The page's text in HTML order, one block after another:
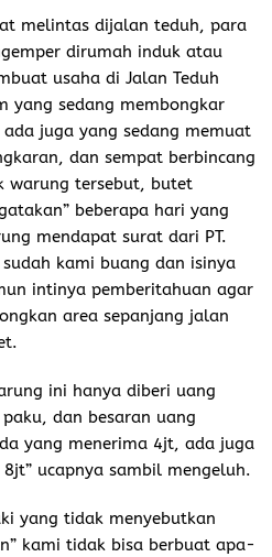
melintas dijalan teduh, para
dirumah induk atau
usaha di Jalan Teduh
yang sedang membongkar
juga yang sedang memuat
dan sempat berbincang
warung tersebut, butet
beberapa hari yang
mendapat surat dari PT.
kami buang dan isinya
intinya pemberitahuan agar
area sepanjang jalan
ini hanya diberi uang
dan besaran uang
yang menerima 4jt, ada juga
ucapnya sambil mengeluh.
yang tidak menyebutkan
kami tidak bisa berbuat apa-